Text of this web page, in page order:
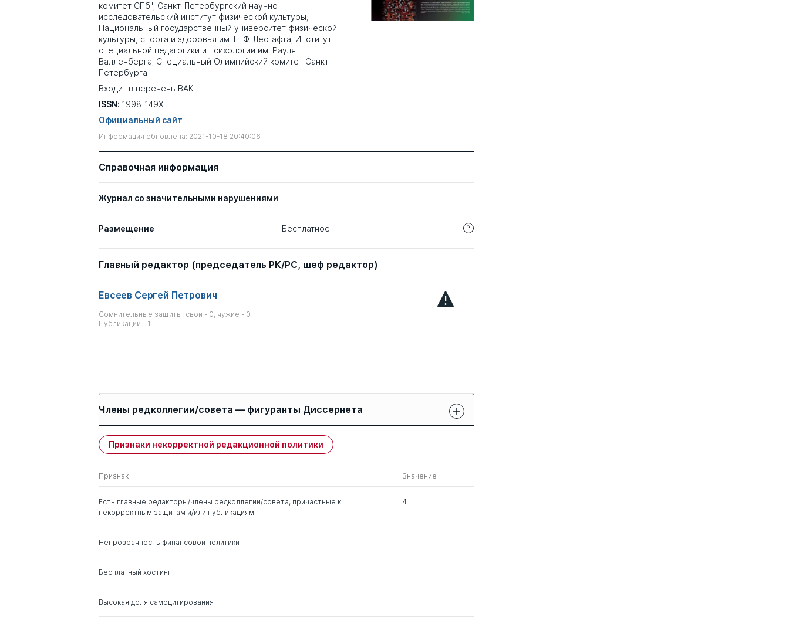
комитет СПб"; Санкт-Петербургский научно-
исследовательский институт физической культуры;
Национальный государственный университет физической
культуры, спорта и здоровья им. П. Ф. Лесгафта; Институт
специальной педагогики и психологии им. Рауля
Валленберга; Специальный Олимпийский комитет Санкт-
Петербурга
Входит в перечень ВАК
ISSN: 1998-149X
Официальный сайт
Информация обновлена: 2021-10-18 20:40:06
Справочная информация
Журнал со значительными нарушениями
Размещение Бесплатное
Главный редактор (председатель РК/РС, шеф редактор)
Евсеев Сергей Петрович
Сомнительные защиты: свои - 0, чужие - 0
Публикации - 1
Члены редколлегии/совета — фигуранты Диссернета
Имя Степень
Защиты членов РК:
свои
чужие
Пономарев Геннадий
Николаевич
0
Горелов Александр
Александрович
Махов Александр
Сергеевич
д. пед.н. 0 0 6
Признаки некорректной редакционной политики
Признак Значение
Есть главные редакторы/члены редколлегии/совета, причастные к
некорректным защитам и/или публикациям
4
Непрозрачность финансовой политики
Бесплатный хостинг
Высокая доля самоцитирования